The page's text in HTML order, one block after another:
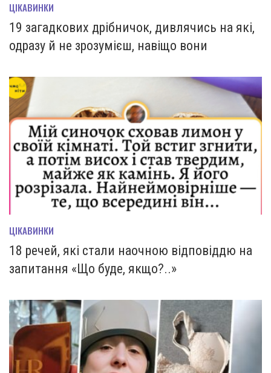
ЦІКАВИНКИ
19 загадкових дрібничок, дивлячись на які,
одразу й не зрозумієш, навіщо вони
ЦІКАВИНКИ
18 речей, які стали наочною відповіддю на
запитання «Що буде, якщо?..»